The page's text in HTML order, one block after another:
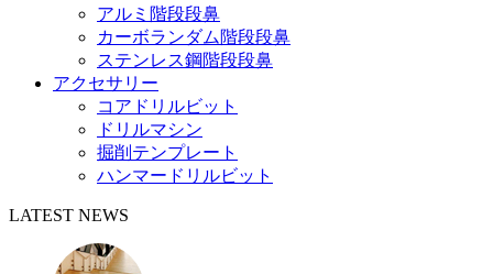
アルミ階段段鼻
カーボランダム階段段鼻
ステンレス鋼階段段鼻
アクセサリー
コアドリルビット
ドリルマシン
掘削テンプレート
ハンマードリルビット
LATEST NEWS